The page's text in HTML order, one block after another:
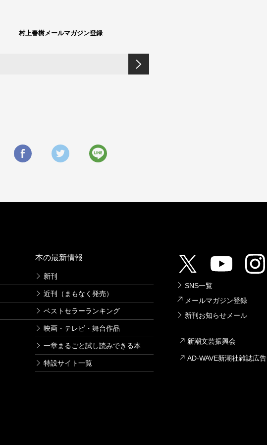
村上春樹メールマガジン登録
本の最新情報
新刊
近刊（まもなく発売）
ベストセラーランキング
映画・テレビ・舞台作品
一章まるごと試し読みできる本
特設サイト一覧
SNS一覧
メールマガジン登録
新刊お知らせメール
新潮文芸振興会
AD-WAVE新潮社雑誌広告